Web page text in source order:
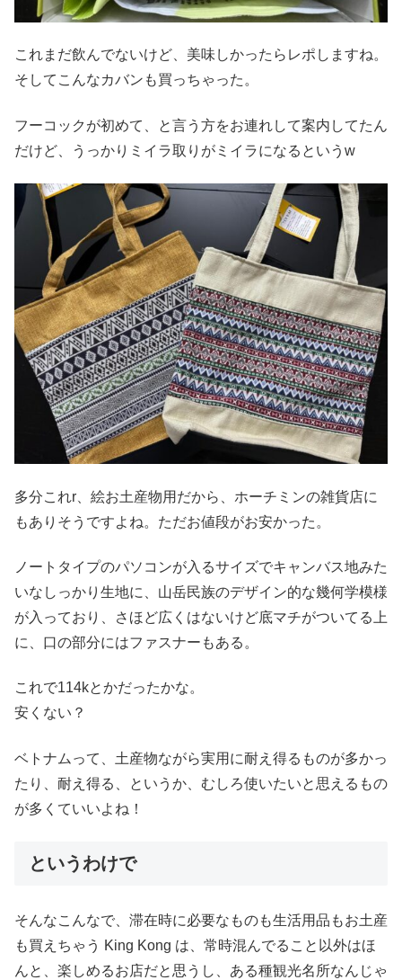
これまだ飲んでないけど、美味しかったらレポしますね。
そしてこんなカバンも買っちゃった。
フーコックが初めて、と言う方をお連れして案内してたん
だけど、うっかりミイラ取りがミイラになるというw
多分これr、絵お土産物用だから、ホーチミンの雑貨店に
もありそうですよね。ただお値段がお安かった。
ノートタイプのパソコンが入るサイズでキャンバス地みた
いなしっかり生地に、山岳民族のデザイン的な幾何学模様
が入っており、さほど広くはないけど底マチがついてる上
に、口の部分にはファスナーもある。
これで114kとかだったかな。
安くない？
ベトナムって、土産物ながら実用に耐え得るものが多かっ
たり、耐え得る、というか、むしろ使いたいと思えるもの
が多くていいよね！
というわけで
そんなこんなで、滞在時に必要なものも生活用品もお土産
も買えちゃう King Kong は、常時混んでること以外はほ
んと、楽しめるお店だと思うし、ある種観光名所なんじゃ